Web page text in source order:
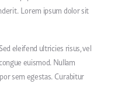
Lorem ipsum dolor sit
eleifend ultricies risus, vel
euismod. Nullam
sem egestas. Curabitur